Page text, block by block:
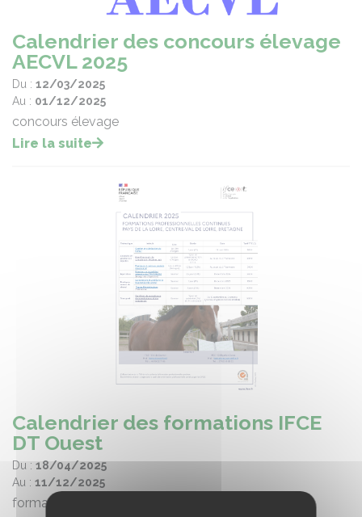
Calendrier des concours élevage
AECVL 2025
Du : 12/03/2025
Au : 01/12/2025
concours élevage
Lire la suite
Calendrier des formations IFCE
DT Ouest
Du : 18/04/2025
Au : 11/12/2025
formations